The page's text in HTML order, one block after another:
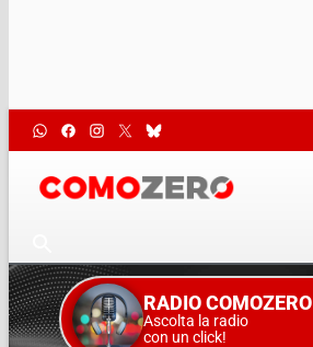
RADIO COMOZERO
Ascolta la radio
con un click!